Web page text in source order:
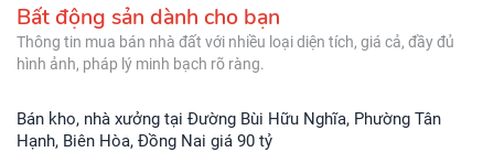
Bất động sản dành cho bạn
Thông tin mua bán nhà đất với nhiều loại diện tích, giá cả, đầy đủ
hình ảnh, pháp lý minh bạch rõ ràng.
Bán kho, nhà xưởng tại Đường Bùi Hữu Nghĩa, Phường Tân
Hạnh, Biên Hòa, Đồng Nai giá 90 tỷ